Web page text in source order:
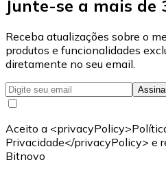
Junte-se a mais de
Receba atualizações sobre o
produtos e funcionalidades
diretamente no seu email.
Aceito a
Privacidade</privacyPolicy> e
Bitnovo